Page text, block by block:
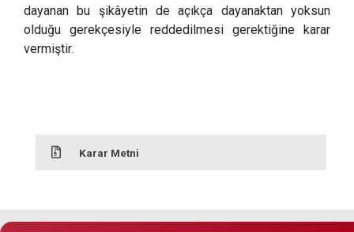
dayanan bu şikâyetin de açıkça dayanaktan yoksun
olduğu gerekçesiyle reddedilmesi gerektiğine karar
vermiştir.
Karar Metni